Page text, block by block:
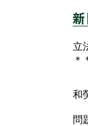
立
＊
和
問